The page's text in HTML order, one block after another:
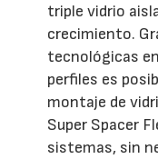
triple vidrio
crecimiento.
tecnológicas
perfiles es
montaje de
Super Spacer
sistemas, sin